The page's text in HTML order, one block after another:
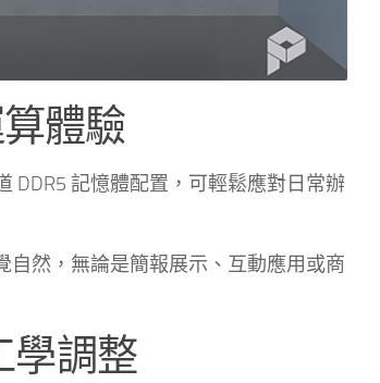
體驗
DDR5 記憶體配置，可輕鬆應對日常辦
自然，無論是簡報展示、互動應用或商
學調整